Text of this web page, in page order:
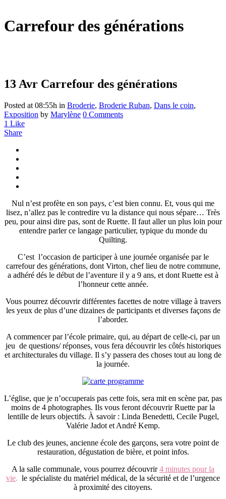
Carrefour des générations
13 Avr Carrefour des générations
Posted at 08:55h in Broderie, Broderie Ruban, Dans le coin,
Exposition by Marylène 0 Comments
1 Like
Share
Nul n’est profète en son pays, c’est bien connu. Et, vous qui me
lisez, n’allez pas le contredire vu la distance qui nous sépare… Très
peu, pour ainsi dire pas, sont de Ruette. Il faut aller un plus loin pour
entendre parler ce langage particulier, typique du monde du
Quilting.
C’est l’occasion de participer à une journée organisée par le
carrefour des générations, dont Virton, chef lieu de notre commune,
a adhéré dés le début de l’aventure il y a 9 ans, et dont Ruette est à
l’honneur cette année.
Vous pourrez découvrir différentes facettes de notre village à travers
les yeux de plus d’une dizaines de participants et diverses façons de
l’aborder.
A commencer par l’école primaire, qui, au départ de celle-ci, par un
jeu de questions/ réponses, vous fera découvrir les côtés historiques
et architecturales du village. Il s’y passera des choses tout au long de
la journée.
L’église, que je n’occuperais pas cette fois, sera mit en scène par, pas
moins de 4 photographes. Ils vous feront découvrir Ruette par la
lentille de leurs objectifs. À savoir : Linda Benedetti, Cecile Pugel,
Valérie Jadot et André Kemp.
Le club des jeunes, ancienne école des garçons, sera votre point de
restauration, dégustation de bière, et point infos.
A la salle communale, vous pourrez découvrir4 minutes pour la
vie. le spécialiste du matériel médical, de la sécurité et de l’urgence
à proximité des citoyens.